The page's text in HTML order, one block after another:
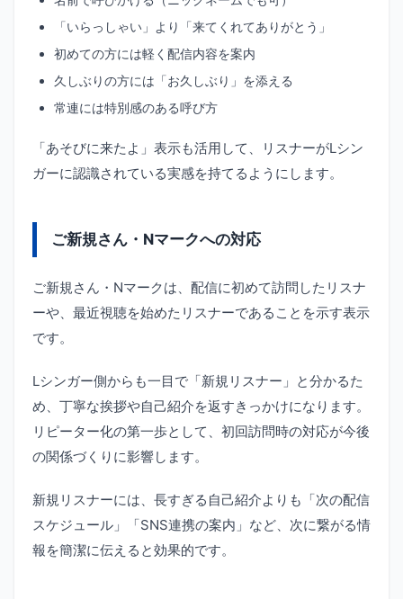
「いらっしゃい」より「来てくれてありがとう」
初めての方には軽く配信内容を案内
久しぶりの方には「お久しぶり」を添える
常連には特別感のある呼び方
「あそびに来たよ」表示も活用して、リスナーがLシン
ガーに認識されている実感を持てるようにします。
ご新規さん・Nマークへの対応
ご新規さん・Nマークは、配信に初めて訪問したリスナ
ーや、最近視聴を始めたリスナーであることを示す表示
です。
Lシンガー側からも一目で「新規リスナー」と分かるた
め、丁寧な挨拶や自己紹介を返すきっかけになります。
リピーター化の第一歩として、初回訪問時の対応が今後
の関係づくりに影響します。
新規リスナーには、長すぎる自己紹介よりも「次の配信
スケジュール」「SNS連携の案内」など、次に繋がる情
報を簡潔に伝えると効果的です。